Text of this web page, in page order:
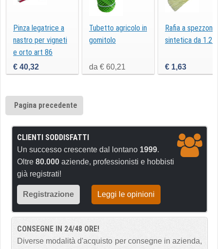
Pinza legatrice a
nastro per vigneti
e orto art 86
€ 40,32
Tubetto agricolo in
gomitolo
da € 60,21
Rafia a spezzoni
sintetica da 1.2
€ 1,63
Pagina precedente
CLIENTI SODDISFATTI
Un successo crescente dal lontano 1999.
Oltre 80.000 aziende, professionisti e hobbisti
già registrati!
Registrazione Leggi le opinioni
CONSEGNE IN 24/48 ORE!
Diverse modalità d'acquisto per consegne in azienda,